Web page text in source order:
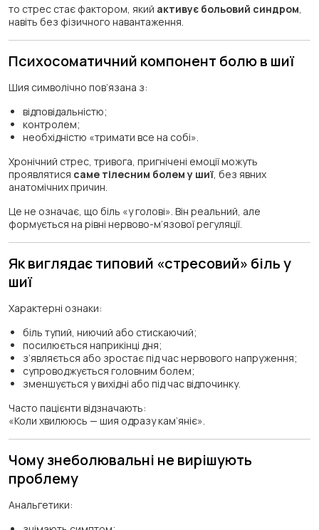
то стрес стає фактором, який активує больовий синдром
навіть без фізичного навантаження.
Психосоматичний компонент болю в шиї
Шия символічно пов’язана з:
відповідальністю;
контролем;
необхідністю «тримати все на собі».
Хронічний стрес, тривога, пригнічені емоції можуть
проявлятися саме тілесним болем у шиї , без явних
анатомічних причин.
Це не означає, що біль «у голові». Він реальний, але
формується на рівні нервово-м’язової регуляції.
Як виглядає типовий «стресовий» біль у
шиї
Характерні ознаки:
біль тупий, ниючий або стискаючий;
посилюється наприкінці дня;
з’являється або зростає під час нервового напруження;
супроводжується головним болем;
зменшується у вихідні або під час відпочинку.
Часто пацієнти відзначають:
«Коли хвилююсь — шия одразу кам’яніє».
Чому знеболювальні не вирішують
проблему
Анальгетики: